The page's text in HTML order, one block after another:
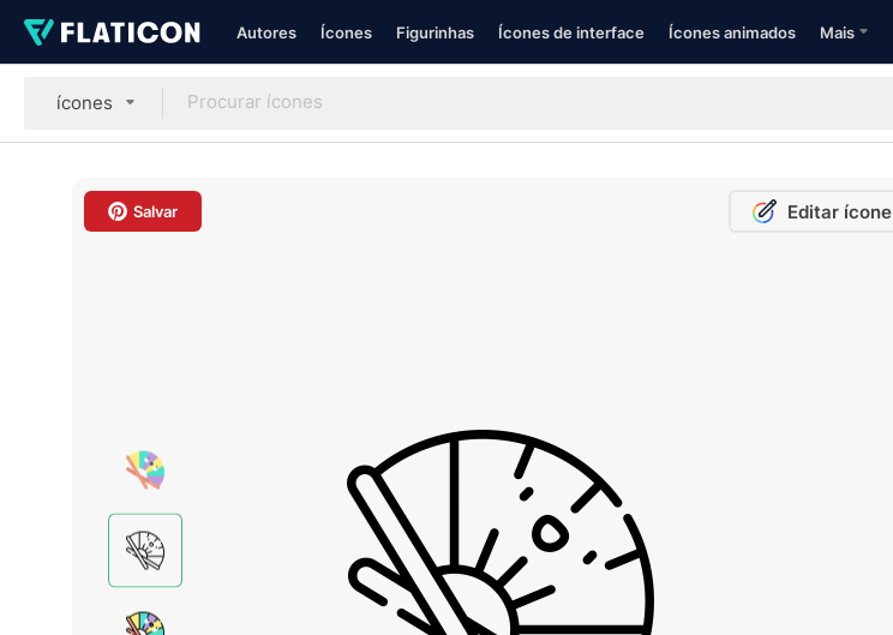
Autores Ícones Figurinhas Ícones de interface Ícones animados Mais
ícones
Salvar Editar ícone